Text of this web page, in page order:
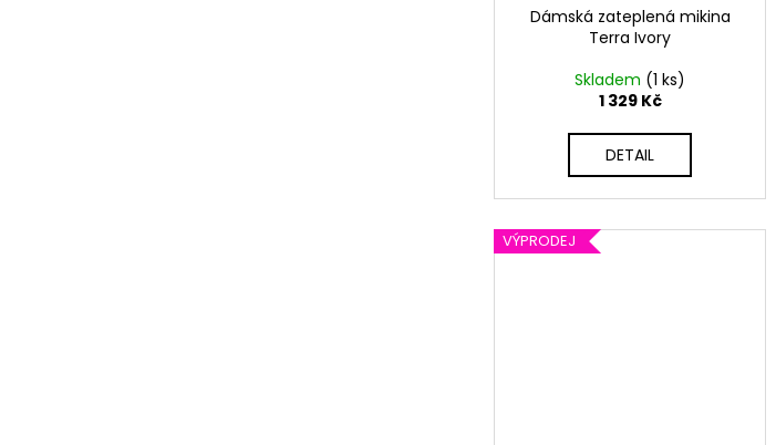
Dámská zateplená mikina
Terra Ivory
Skladem (1 ks)
1 329 Kč
DETAIL
VÝPRODEJ